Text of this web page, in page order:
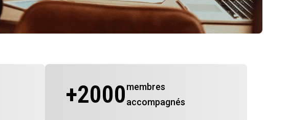
+2000membres
accompagnés